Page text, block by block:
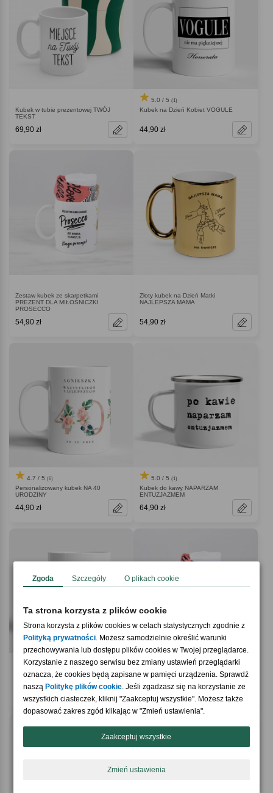
Kubek w tubie prezentowej TWÓJ
TEKST
69,90 zł
5.0 / 5 (1)
Kubek na Dzień Kobiet VOGULE
44,90 zł
Zestaw kubek ze skarpetkami
PREZENT DLA MIŁOŚNICZKI
PROSECCO
54,90 zł
Złoty kubek na Dzień Matki
NAJLEPSZA MAMA
54,90 zł
4.7 / 5 (6)
Personalizowany kubek NA 40
URODZINY
44,90 zł
5.0 / 5 (1)
Kubek do kawy NAPARZAM
ENTUZJAZMEM
64,90 zł
4.0 / 5(1)
Personalizowany kubek na 50 urodziny
ZE ZDJĘCIAMI
5.0 / 5(1)
Kubek i skarpety ZESTAW
UPOMINKOWY DLA KOBIETY
Zgoda Szczegóły O plikach cookie
Ta strona korzysta z plików cookie
Strona korzysta z plików cookies w celach statystycznych zgodnie z
Polityką prywatności. Możesz samodzielnie określić warunki
przechowywania lub dostępu plików cookies w Twojej przeglądarce.
Korzystanie z naszego serwisu bez zmiany ustawień przeglądarki
oznacza, że cookies będą zapisane w pamięci urządzenia. Sprawdź
naszą Politykę plików cookie. Jeśli zgadzasz się na korzystanie ze
wszystkich ciasteczek, kliknij "Zaakceptuj wszystkie". Możesz także
dopasować zakres zgód klikając w "Zmień ustawienia".
Zaakceptuj wszystkie
Zmień ustawienia